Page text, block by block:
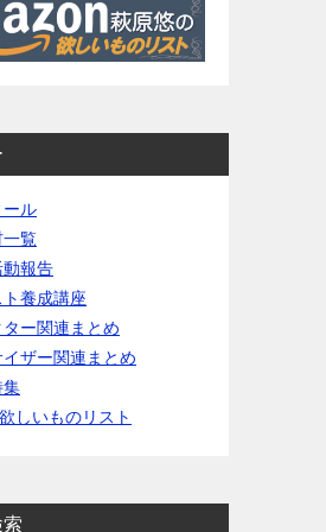
ール
一覧
報告
養成講座
ー関連まとめ
ザー関連まとめ
集
しいものリスト